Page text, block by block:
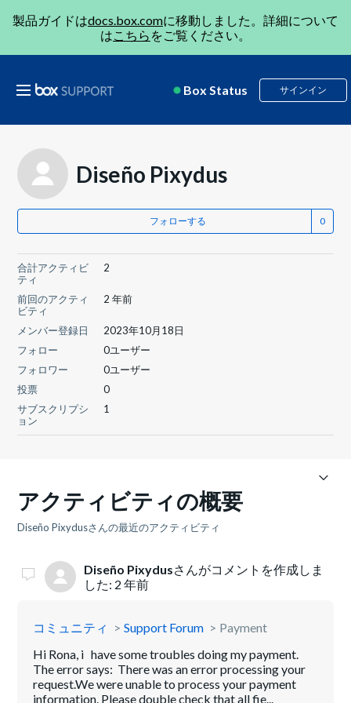
製品ガイドはdocs.box.comに移動しました。詳細について
はこちら をご覧ください。
Box Status サインイン
Diseño Pixydus
フォローする
合計アクティビ
ティ
2
前回のアクティ
ビティ
2 年前
メンバー登録日
2023年10月18日
フォロー
0ユーザー
フォロワー
0ユーザー
投票
0
サブスクリプシ
ョン
1
アクティビティの概要
Diseño Pixydusさんの最近のアクティビティ
Diseño Pixydusさんがコメントを作成しま
した: 2 年前
コミュニティ Support Forum
Payment
Hi Rona, i have some troubles doing my payment.
The error says: There was an error processing your
request.We were unable to process your payment
information. Please double check that all fie...